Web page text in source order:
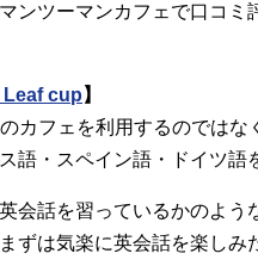
ンツーマンカフェで口コ
Leaf cup 】
カフェを利用するのでは
語・スペイン語・ドイツ語
会話を習っているかのよ
ずは気楽に英会話を楽しみ